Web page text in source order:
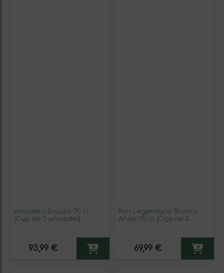
Amaretto Braulio 70 cl
(Caja de 3 unidades)
93,99 €
Ron Legendario Blanco
Añejo 70 cl (Caja de 3
69,99 €